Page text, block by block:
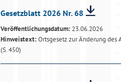
Gesetzblatt 2026 Nr. 68
Veröffentlichungsdatum: 23.06.2026
Hinweistext:Ortsgesetz zur Änderung des
(S. 450)